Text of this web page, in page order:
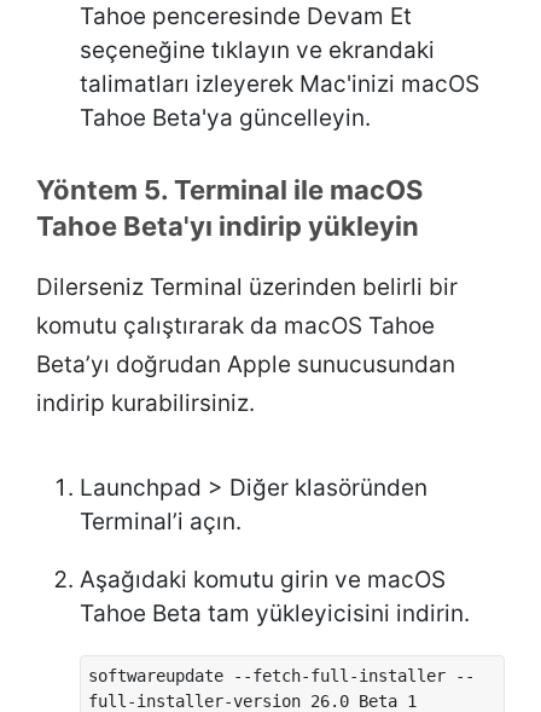
Tahoe penceresinde Devam Et
seçeneğine tıklayın ve ekrandaki
talimatları izleyerek Mac'inizi macOS
Tahoe Beta'ya güncelleyin.
Yöntem 5. Terminal ile macOS
Tahoe Beta'yı indirip yükleyin
Dilerseniz Terminal üzerinden belirli bir
komutu çalıştırarak da macOS Tahoe
Beta’yı doğrudan Apple sunucusundan
indirip kurabilirsiniz.
Launchpad > Diğer klasöründen
Terminal’i açın.
Aşağıdaki komutu girin ve macOS
Tahoe Beta tam yükleyicisini indirin.
softwareupdate --fetch-full-installer --
full-installer-version 26.0 Beta 1